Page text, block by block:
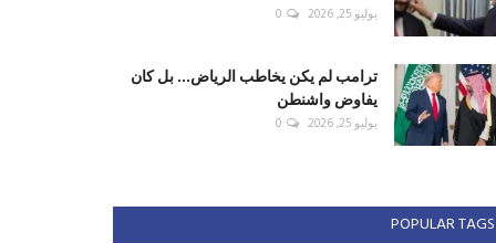
يوليو 25, 2026 0
ترامب لم يكن يخاطب الرياض... بل كان
يفاوض واشنطن
يوليو 25, 2026 0
POPULAR TAGS